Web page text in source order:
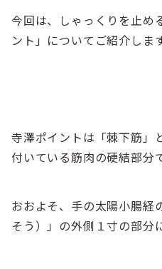
今回は、しゃっくりを止め
ント」についてご紹介します
寺澤ポイントは「棘下筋」
付いている筋肉の硬結部分
おおよそ、手の太陽小腸経
そう）」の外側１寸の部分